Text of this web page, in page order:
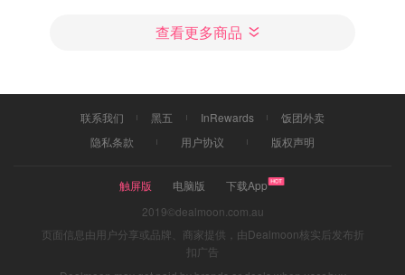
查看更多商品
联系我们 黑五 InRewards
饭团外卖
隐私条款
用户协议 版权声明
触屏版 电脑版
下载App
2019©dealmoon.com.au
页面信息由用户分享或品牌、商家提供，由Dealmoon核实后发布折
扣广告